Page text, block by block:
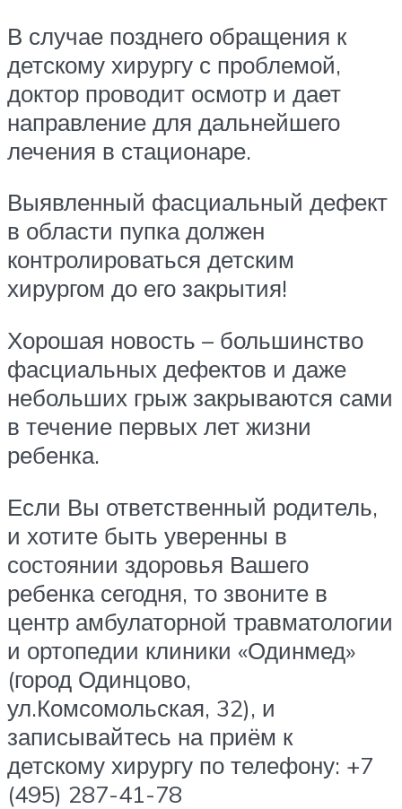
В случае позднего обращения к
детскому хирургу с проблемой,
доктор проводит осмотр и дает
направление для дальнейшего
лечения в стационаре.
Выявленный фасциальный дефект
в области пупка должен
контролироваться детским
хирургом до его закрытия!
Хорошая новость – большинство
фасциальных дефектов и даже
небольших грыж закрываются сами
в течение первых лет жизни
ребенка.
Если Вы ответственный родитель,
и хотите быть уверенны в
состоянии здоровья Вашего
ребенка сегодня, то звоните в
центр амбулаторной травматологии
и ортопедии клиники «Одинмед»
(город Одинцово,
ул.Комсомольская, 32), и
записывайтесь на приём к
детскому хирургу по телефону: +7
(495) 287-41-78